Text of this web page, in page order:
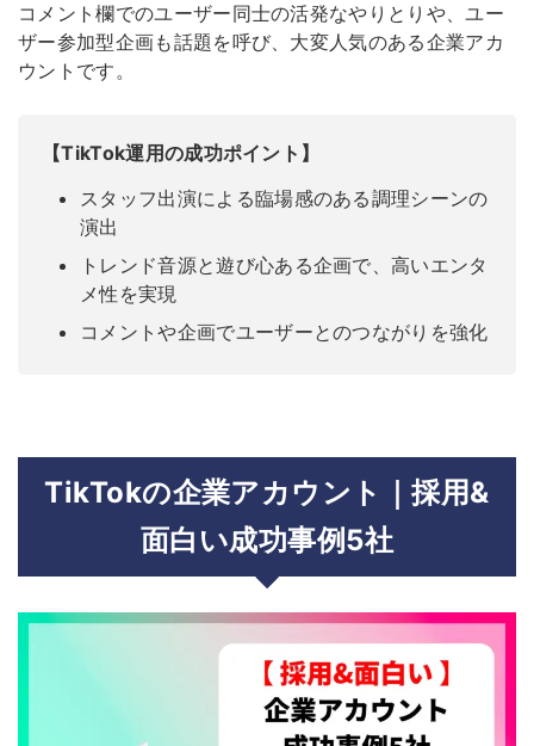
コメント欄でのユーザー同士の活発なやりとりや、ユー
ザー参加型企画も話題を呼び、大変人気のある企業アカ
ウントです。
【TikTok運用の成功ポイント】
スタッフ出演による臨場感のある調理シーンの
演出
トレンド音源と遊び心ある企画で、高いエンタ
メ性を実現
コメントや企画でユーザーとのつながりを強化
TikTokの企業アカウント｜採用&
面白い成功事例5社